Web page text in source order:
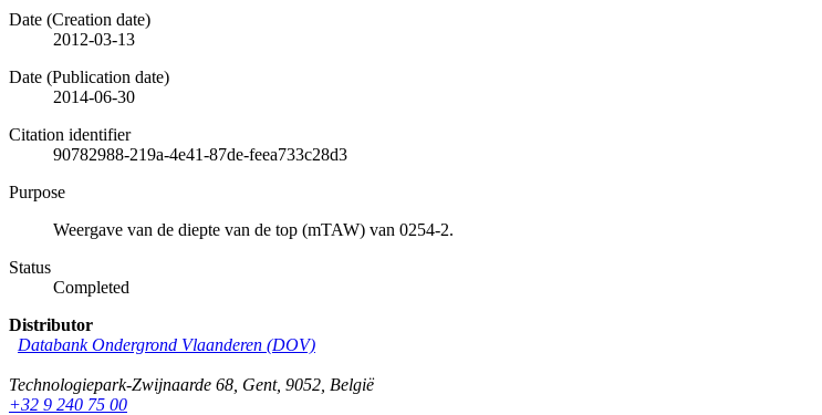
Date (Creation date)
2012-03-13
Date (Publication date)
2014-06-30
Citation identifier
90782988-219a-4e41-87de-feea733c28d3
Purpose
Weergave van de diepte van de top (mTAW) van 0254-2.
Status
Completed
Distributor
Databank Ondergrond Vlaanderen (DOV)
Technologiepark-Zwijnaarde 68 Gent, 9052 België
+32 9 240 75 00